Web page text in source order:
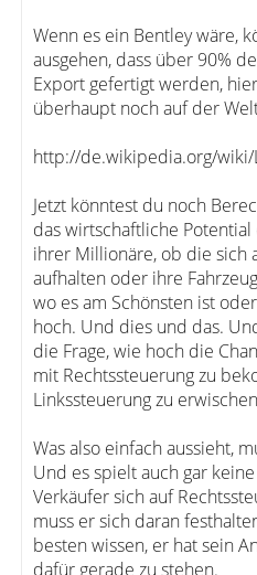
Wenn es ein Bentley wäre,
ausgehen, dass über 90%
Export gefertigt werden,
überhaupt noch auf der
http://de.wikipedia.org/wiki/
Jetzt könntest du noch
das wirtschaftliche
ihrer Millionäre, ob die sich
aufhalten oder ihre
wo es am Schönsten ist
hoch. Und dies und das.
die Frage, wie hoch die
mit Rechtssteuerung zu
Linkssteuerung zu
Was also einfach aussieht,
Und es spielt auch gar
Verkäufer sich auf
muss er sich daran
besten wissen, er hat sein
dafür gerade zu stehen.